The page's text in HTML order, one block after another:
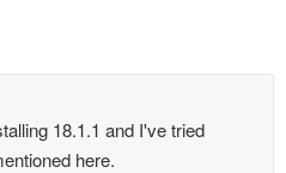
18.1.1 and I've tried
here.